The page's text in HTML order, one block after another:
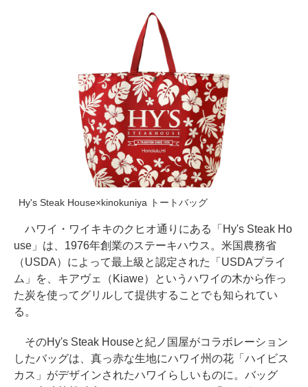
Hy's Steak House×kinokuniya トートバッグ
ハワイ・ワイキキのクヒオ通りにある「Hy's Steak Ho
use」は、1976年創業のステーキハウス。米国農務省
（USDA）によって最上級と認定された「USDAプライ
ム」を、キアヴェ（Kiawe）というハワイの木から作っ
た炭を使ってグリルして提供することでも知られてい
る。
そのHy's Steak Houseと紀ノ国屋がコラボレーション
したバッグは、真っ赤な生地にハワイ州の花「ハイビス
カス」がデザインされたハワイらしいものに。バッグ